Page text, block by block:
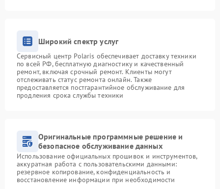
Широкий спектр услуг
Сервисный центр Polaris обеспечивает доставку техники
по всей РФ, бесплатную диагностику и качественный
ремонт, включая срочный ремонт. Клиенты могут
отслеживать статус ремонта онлайн. Также
предоставляется постгарантийное обслуживание для
продления срока службы техники
Оригинальные программные решение и
безопасное обслуживание данных
Использование официальных прошивок и инструментов,
аккуратная работа с пользовательскими данными:
резервное копирование, конфиденциальность и
восстановление информации при необходимости